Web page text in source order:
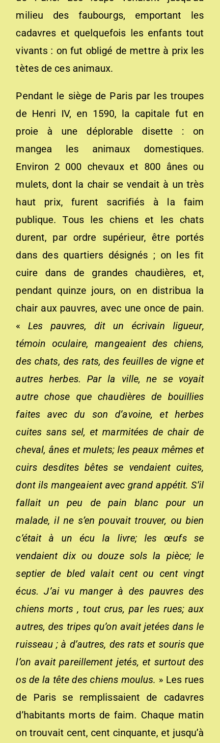
milieu des faubourgs, emportant les
cadavres et quelquefois les enfants tout
vivants : on fut obligé de mettre à prix les
tètes de ces animaux.
Pendant le siège de Paris par les troupes
de Henri IV, en 1590, la capitale fut en
proie à une déplorable disette : on
mangea les animaux domestiques.
Environ 2 000 chevaux et 800 ânes ou
mulets, dont la chair se vendait à un très
haut prix, furent sacrifiés à la faim
publique. Tous les chiens et les chats
durent, par ordre supérieur, être portés
dans des quartiers désignés ; on les fit
cuire dans de grandes chaudières, et,
pendant quinze jours, on en distribua la
chair aux pauvres, avec une once de pain.
« Les pauvres, dit un écrivain ligueur,
témoin oculaire, mangeaient des chiens,
des chats, des rats, des feuilles de vigne et
autres herbes. Par la ville, ne se voyait
autre chose que chaudières de bouillies
faites avec du son d’avoine, et herbes
cuites sans sel, et marmitées de chair de
cheval, ânes et mulets; les peaux mêmes et
cuirs desdites bêtes se vendaient cuites,
dont ils mangeaient avec grand appétit. S’il
fallait un peu de pain blanc pour un
malade, il ne s’en pouvait trouver, ou bien
c’était à un écu la livre; les œufs se
vendaient dix ou douze sols la pièce; le
septier de bled valait cent ou cent vingt
écus. J’ai vu manger à des pauvres des
chiens morts , tout crus, par les rues; aux
autres, des tripes qu’on avait jetées dans le
ruisseau ; à d’autres, des rats et souris que
l’on avait pareillement jetés, et surtout des
os de la tête des chiens moulus. » Les rues
de Paris se remplissaient de cadavres
d’habitants morts de faim. Chaque matin
on trouvait cent, cent cinquante, et jusqu’à